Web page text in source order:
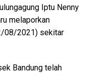
Iptu Nenny
melaporkan
08/2021) sekitar
Bandung telah